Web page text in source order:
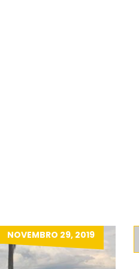
NOVEMBRO 29, 2019